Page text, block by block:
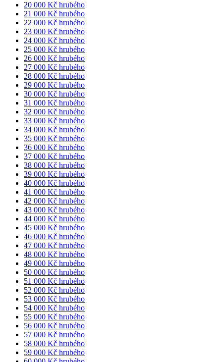
20 000 Kč hrubého
21 000 Kč hrubého
22 000 Kč hrubého
23 000 Kč hrubého
24 000 Kč hrubého
25 000 Kč hrubého
26 000 Kč hrubého
27 000 Kč hrubého
28 000 Kč hrubého
29 000 Kč hrubého
30 000 Kč hrubého
31 000 Kč hrubého
32 000 Kč hrubého
33 000 Kč hrubého
34 000 Kč hrubého
35 000 Kč hrubého
36 000 Kč hrubého
37 000 Kč hrubého
38 000 Kč hrubého
39 000 Kč hrubého
40 000 Kč hrubého
41 000 Kč hrubého
42 000 Kč hrubého
43 000 Kč hrubého
44 000 Kč hrubého
45 000 Kč hrubého
46 000 Kč hrubého
47 000 Kč hrubého
48 000 Kč hrubého
49 000 Kč hrubého
50 000 Kč hrubého
51 000 Kč hrubého
52 000 Kč hrubého
53 000 Kč hrubého
54 000 Kč hrubého
55 000 Kč hrubého
56 000 Kč hrubého
57 000 Kč hrubého
58 000 Kč hrubého
59 000 Kč hrubého